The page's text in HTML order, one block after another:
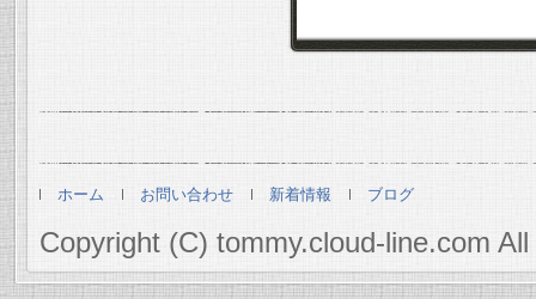
ホーム お問い合わせ 新着情報 ブログ
Copyright (C) tommy.cloud-line.com